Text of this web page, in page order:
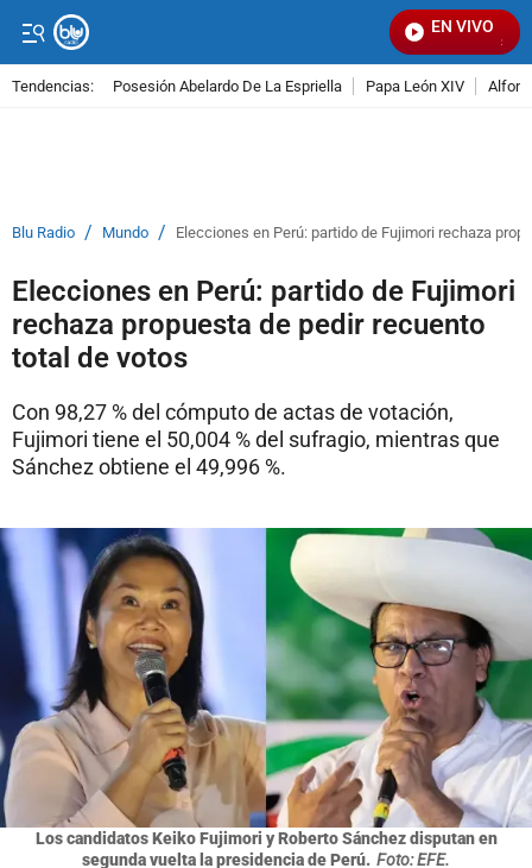
EN VIVO
Señal
Tendencias: Posesión Abelardo De La Espriella Papa León XIV
Blu Radio / Mundo / Elecciones en Perú: partido de Fujimori rechaza
Elecciones en Perú: partido de Fujimori
rechaza propuesta de pedir recuento
total de votos
Con 98,27 % del cómputo de actas de votación,
Fujimori tiene el 50,004 % del sufragio, mientras que
Sánchez obtiene el 49,996 %.
Los candidatos Keiko Fujimori y Roberto Sánchez disputan en
segunda vuelta la presidencia de Perú. Foto: EFE.